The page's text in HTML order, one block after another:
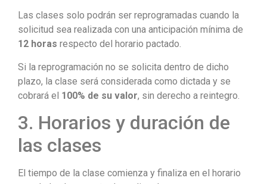
Las clases solo podrán ser reprogramadas cuando la
solicitud sea realizada con una anticipación mínima de
12 horas respecto del horario pactado.
Si la reprogramación no se solicita dentro de dicho
plazo, la clase será considerada como dictada y se
cobrará el 100% de su valor, sin derecho a reintegro.
3. Horarios y duración de
las clases
El tiempo de la clase comienza y finaliza en el horario